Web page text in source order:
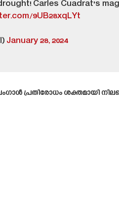
Carles Cuadrat's
9UB28xqLYt
January 28, 2024
പ്രതിരോധം